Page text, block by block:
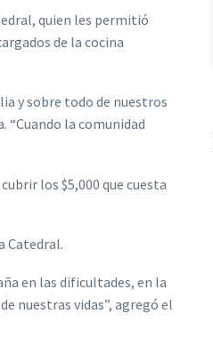
quien les permitió
de la cocina
y sobre todo de nuestros
la comunidad
los $5,000 que cuesta
Catedral.
en las dificultades, en la
nuestras vidas”, agregó el